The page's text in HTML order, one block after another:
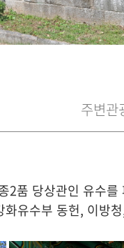
주변관
품 당상관인 유수
유수부 동헌, 이방